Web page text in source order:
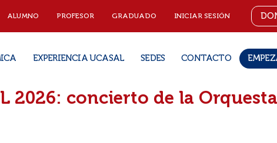
ALUMNO PROFESOR GRADUADO INICIAR SESIÓN
EXPERIENCIA UCASAL SEDES CONTACTO
2026: concierto de la